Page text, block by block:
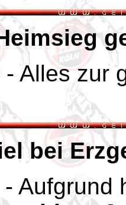
Alles zur
bei
Aufgrund